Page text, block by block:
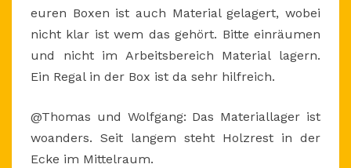
euren Boxen ist auch Material gelagert, wobei
nicht klar ist wem das gehört. Bitte einräumen
und nicht im Arbeitsbereich Material lagern.
Ein Regal in der Box ist da sehr hilfreich.
@Thomas und Wolfgang: Das Materiallager ist
woanders. Seit langem steht Holzrest in der
Ecke im Mittelraum.